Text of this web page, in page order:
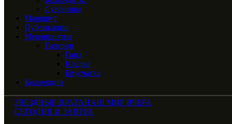
Сувениры
Маршрут
Публикации
Мероприятия
Галерии
Грид
Кладка
Брусчатка
Коллекции
ЗВЕЗДНЫЕ ВРАТАНАШ МИР ВЧЕРА
СЕГОДНЯ И ЗАВТРА